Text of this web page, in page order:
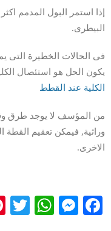
إذا استمر البول المدمم
البيطرى.
فى الحالات الخطيرة التى
يكون الحل هو استئصال
الكلية عند القطط
من المؤسف لا يوجد طرق
وراثية, فيمكن تعقيم القطة
الاخرى.
Facebook